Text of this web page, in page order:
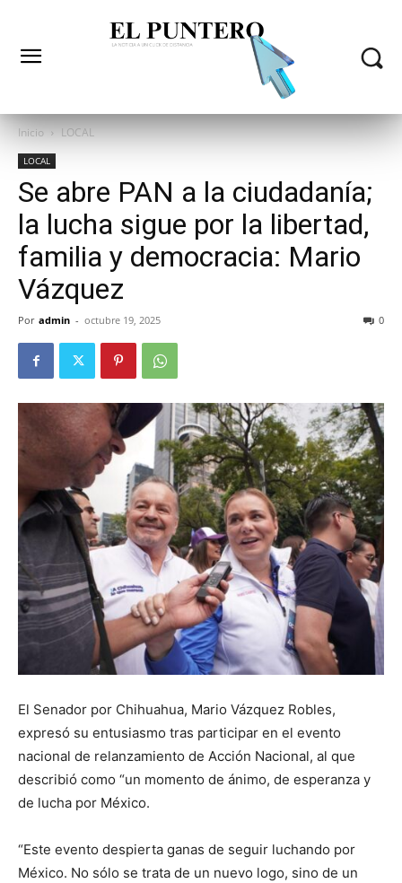
Inicio LOCAL
LOCAL
Se abre PAN a la ciudadanía;
la lucha sigue por la libertad,
familia y democracia: Mario
Vázquez
Por admin - octubre 19, 2025 0
El Senador por Chihuahua, Mario Vázquez Robles,
expresó su entusiasmo tras participar en el evento
nacional de relanzamiento de Acción Nacional, al que
describió como “un momento de ánimo, de esperanza y
de lucha por México.
“Este evento despierta ganas de seguir luchando por
México. No sólo se trata de un nuevo logo, sino de un